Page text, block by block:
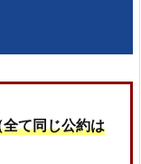
て同じ公約は